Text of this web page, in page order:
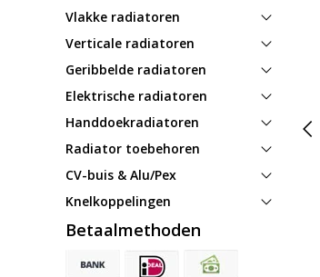
Vlakke radiatoren
Verticale radiatoren
Geribbelde radiatoren
Elektrische radiatoren
Handdoekradiatoren
Radiator toebehoren
CV-buis & Alu/Pex
Knelkoppelingen
Betaalmethoden